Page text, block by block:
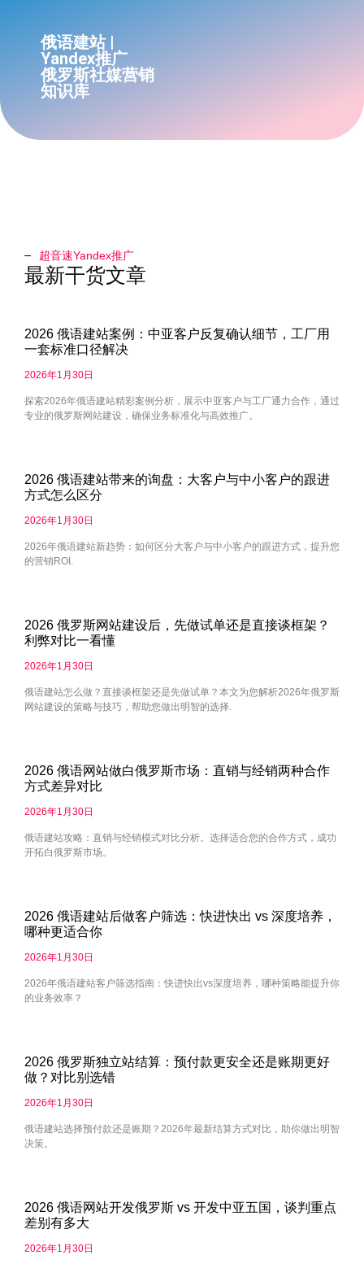
俄语建站 |
Yandex推广
俄罗斯社媒营销
知识库
超音速Yandex推广​
最新干货文章
2026 俄语建站案例：中亚客户反复确认细节，工厂用
一套标准口径解决
2026年1月30日
探索2026年俄语建站精彩案例分析，展示中亚客户与工厂通力合作，通过
专业的俄罗斯网站建设，确保业务标准化与高效推广。
2026 俄语建站带来的询盘：大客户与中小客户的跟进
方式怎么区分
2026年1月30日
2026年俄语建站新趋势：如何区分大客户与中小客户的跟进方式，提升您
的营销ROI.
2026 俄罗斯网站建设后，先做试单还是直接谈框架？
利弊对比一看懂
2026年1月30日
俄语建站怎么做？直接谈框架还是先做试单？本文为您解析2026年俄罗斯
网站建设的策略与技巧，帮助您做出明智的选择.
2026 俄语网站做白俄罗斯市场：直销与经销两种合作
方式差异对比
2026年1月30日
俄语建站攻略：直销与经销模式对比分析。选择适合您的合作方式，成功
开拓白俄罗斯市场。
2026 俄语建站后做客户筛选：快进快出 vs 深度培养，
哪种更适合你
2026年1月30日
2026年俄语建站客户筛选指南：快进快出vs深度培养，哪种策略能提升你
的业务效率？
2026 俄罗斯独立站结算：预付款更安全还是账期更好
做？对比别选错
2026年1月30日
俄语建站选择预付款还是账期？2026年最新结算方式对比，助你做出明智
决策。
2026 俄语网站开发俄罗斯 vs 开发中亚五国，谈判重点
差别有多大
2026年1月30日